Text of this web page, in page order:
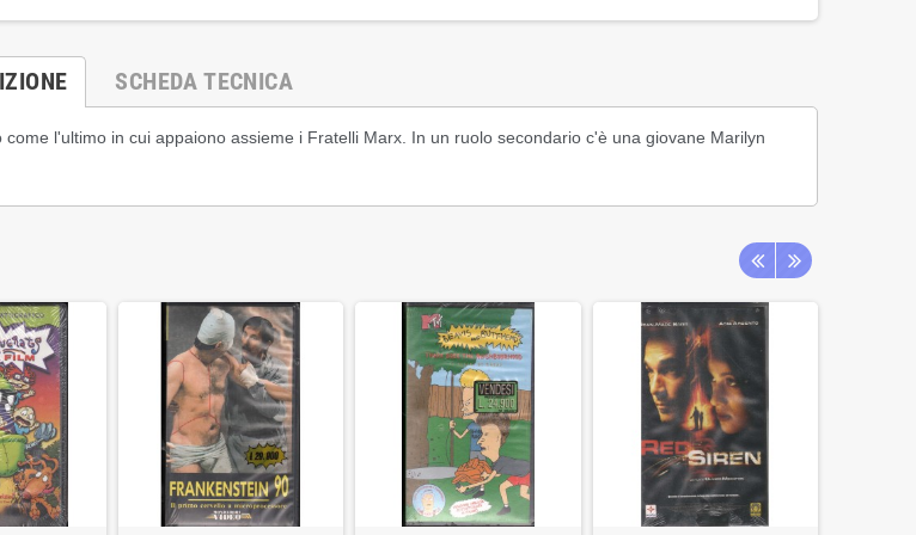
SCHEDA TECNICA
l'ultimo in cui appaiono assieme i Fratelli Marx. In un ruolo secondario c'è una giovane Marilyn